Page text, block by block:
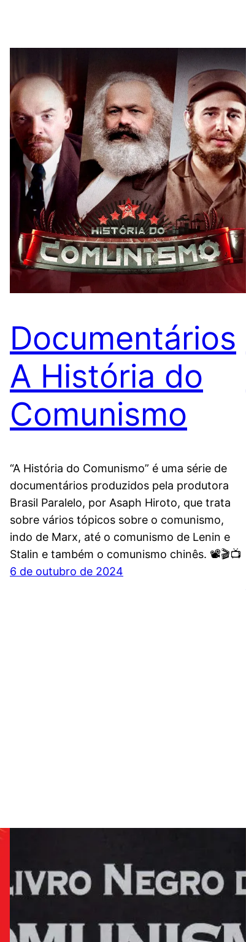
Documentários
A História do
Comunismo
“A História do Comunismo” é uma série de
documentários produzidos pela produtora
Brasil Paralelo, por Asaph Hiroto, que trata
sobre vários tópicos sobre o comunismo,
indo de Marx, até o comunismo de Lenin e
Stalin e também o comunismo chinês. 📽️🎬📺
6 de outubro de 2024